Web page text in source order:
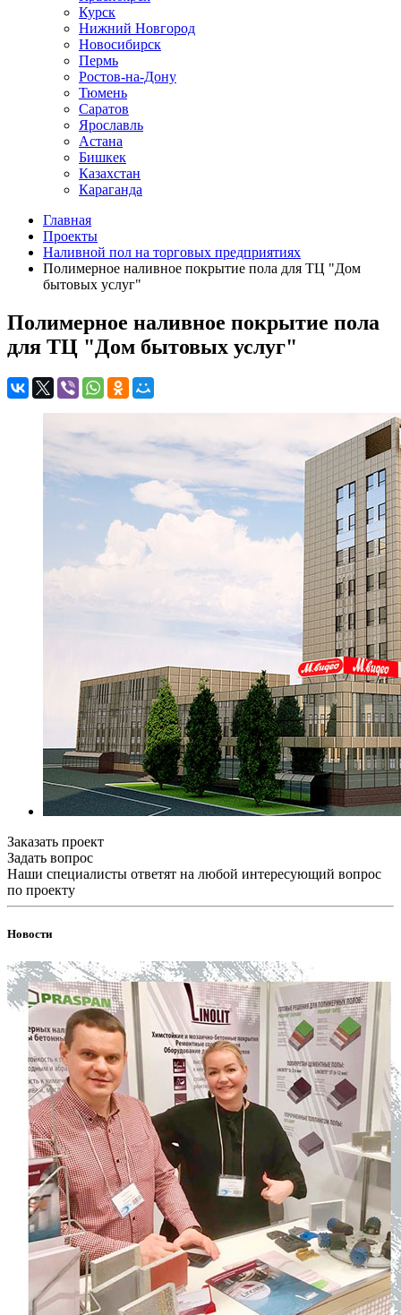
Курск
Нижний Новгород
Новосибирск
Пермь
Ростов-на-Дону
Тюмень
Саратов
Ярославль
Астана
Бишкек
Казахстан
Караганда
Главная
Проекты
Наливной пол на торговых предприятиях
Полимерное наливное покрытие пола для ТЦ "Дом
бытовых услуг"
Полимерное наливное покрытие пола
для ТЦ "Дом бытовых услуг"
Заказать проект
Задать вопрос
Наши специалисты ответят на любой интересующий вопрос
по проекту
Новости